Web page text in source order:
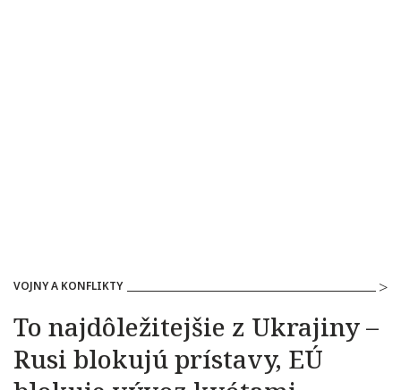
VOJNY A KONFLIKTY
To najdôležitejšie z Ukrajiny –
Rusi blokujú prístavy, EÚ